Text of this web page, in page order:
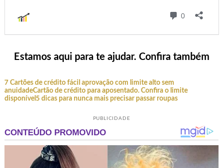
Estamos aqui para te ajudar. Confira também
7 Cartões de crédito fácil aprovação com limite alto sem
anuidadeCartão de crédito para aposentado. Confira o limite
disponível 5 dicas para nunca mais precisar passar roupas
PUBLICIDADE